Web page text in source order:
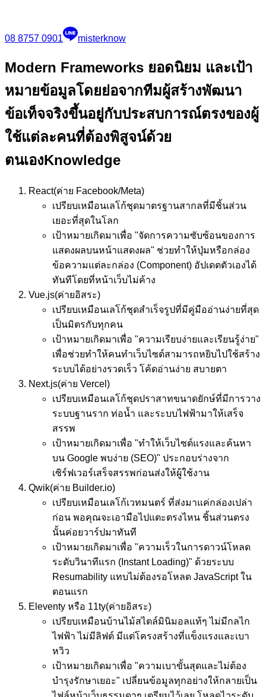
08 8757 0901 misterknow
Modern Frameworks ยอดนิยม และเป้า
หมายข้อมูลโดยย่อจากทีมผู้สร้างพัฒนา
ข้อเท็จจริงขึ้นอยู่กับประสบการณ์ตรงของผู้
ใช้แต่ละคนที่ต้องพิสูจน์ด้วย
ตนเองKnowledge
React(ค่าย Facebook/Meta)
เปรียบเหมือนเลโก้ชุดมาตรฐานสากลที่มีชิ้นส่วน
เยอะที่สุดในโลก
เป้าหมายเกิดมาเพื่อ "จัดการความซับซ้อนของการ
แสดงผลบนหน้าแสดงผล" ช่วยทำให้ปุ่มหรือกล่อง
ข้อความแต่ละกล่อง (Component) อัปเดตตัวเองได้
ทันทีโดยที่หน้าเว็บไม่ค้าง
Vue.js(ค่ายอิสระ)
เปรียบเหมือนเลโก้ชุดสำเร็จรูปที่มีคู่มืออ่านง่ายที่สุด
เป็นมิตรกับทุกคน
เป้าหมายเกิดมาเพื่อ "ความเรียบง่ายและเรียนรู้ง่าย"
เพื่อช่วยทำให้คนทำเว็บไซต์สามารถหยิบไปใช้สร้าง
ระบบได้อย่างรวดเร็ว โค้ดอ่านง่าย สบายตา
Next.js(ค่าย Vercel)
เปรียบเหมือนเลโก้ชุดปราสาทขนาดยักษ์ที่มีการวาง
ระบบฐานราก ท่อน้ำ และระบบไฟฟ้ามาให้เสร็จ
สรรพ
เป้าหมายเกิดมาเพื่อ "ทำให้เว็บไซต์แรงและค้นหา
บน Google พบง่าย (SEO)" ประกอบร่างจาก
เซิร์ฟเวอร์เสร็จสรรพก่อนส่งให้ผู้ใช้งาน
Qwik(ค่าย Builder.io)
เปรียบเหมือนเลโก้เวทมนตร์ ที่ส่งมาแค่กล่องเปล่า
ก่อน พอคุณจะเอามือไปแตะตรงไหน ชิ้นส่วนตรง
นั้นค่อยวาร์ปมาทันที
เป้าหมายเกิดมาเพื่อ "ความเร็วในการดาวน์โหลด
ระดับวินาทีแรก (Instant Loading)" ด้วยระบบ
Resumability แทบไม่ต้องรอโหลด JavaScript ใน
ตอนแรก
Eleventy หรือ 11ty(ค่ายอิสระ)
เปรียบเหมือนบ้านไม้สไตล์มินิมอลแท้ๆ ไม่มีกลไก
ไฟฟ้า ไม่มีลิฟต์ มีแต่โครงสร้างที่แข็งแรงและเบา
หวิว
เป้าหมายเกิดมาเพื่อ "ความเบาขั้นสุดและไม่ต้อง
บำรุงรักษาเยอะ" เปลี่ยนข้อมูลทุกอย่างให้กลายเป็น